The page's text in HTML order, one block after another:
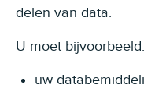
delen van data.
U moet bijvoorbeeld:
uw